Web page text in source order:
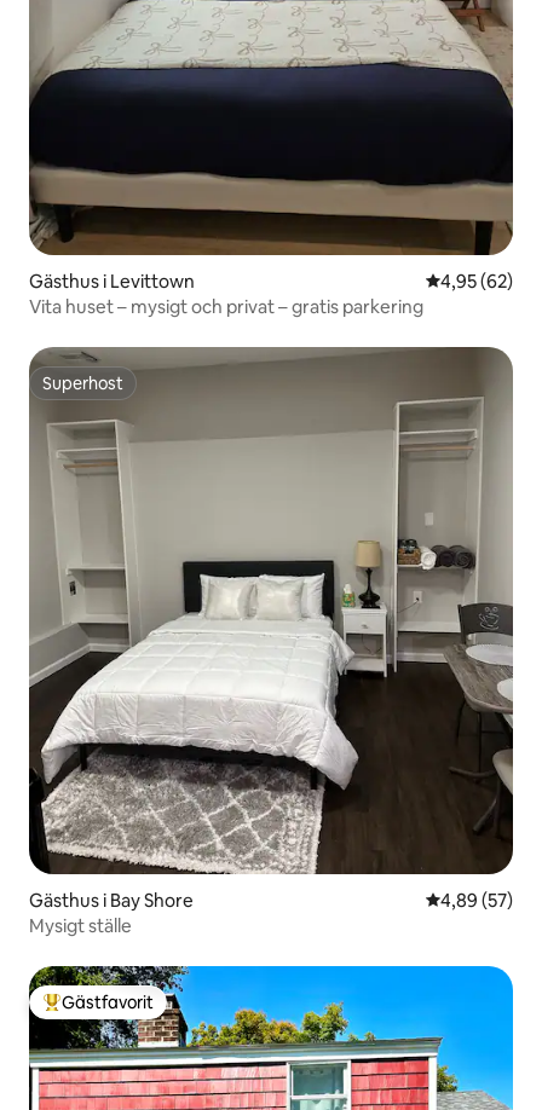
Gästhus i Levittown 4,95 av 5 i
4,95 (62)
Vita huset – mysigt och privat – gratis parkering
Superhost
Superhost
Gästhus i Bay Shore 4,89 av 5 i
4,89 (57)
Mysigt ställe
Populär gästfavorit
Gästfavorit